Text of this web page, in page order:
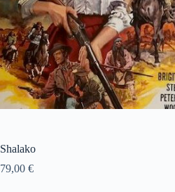
Shalako
79,00 €